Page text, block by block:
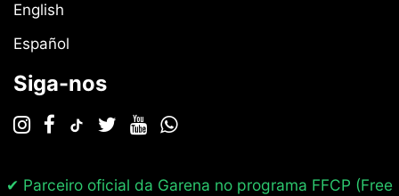
English
Español
Siga-nos
✔ Parceiro oficial da Garena no programa FFCP (Free